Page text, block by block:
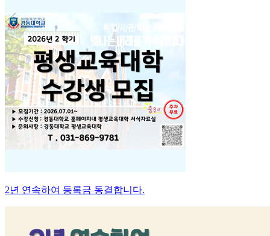
2년 연속하여 등록금 동결합니다.